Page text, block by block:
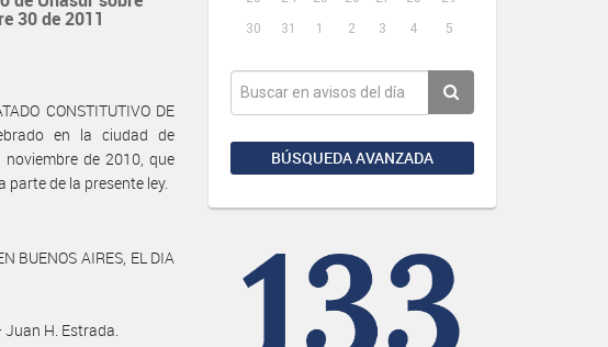
30
31 1 2 3 4 5
BÚSQUEDA AVANZADA
30 de 2011
CONSTITUTIVO DE
en la ciudad de
noviembre de 2010, que
de la presente ley.
BUENOS AIRES, EL DIA
Juan H. Estrada.